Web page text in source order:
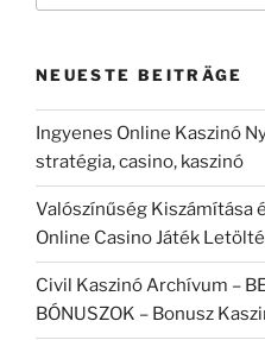
NEUESTE BEITRÄGE
Ingyenes Online Kaszinó
stratégia, casino, kaszinó
Valószínűség Kiszámítása
Online Casino Játék
Civil Kaszinó Archívum –
BÓNUSZOK – Bonusz